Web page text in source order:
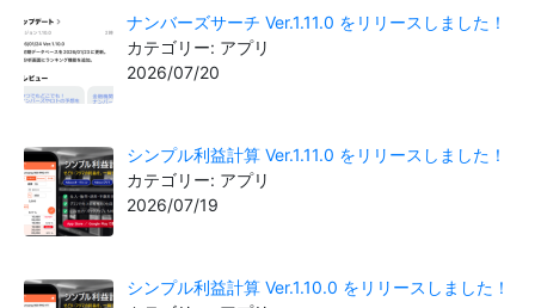
ナンバーズサーチ Ver.1.11.0 をリリースしました！
カテゴリー: アプリ
2026/07/20
シンプル利益計算 Ver.1.11.0 をリリースしました！
カテゴリー: アプリ
2026/07/19
シンプル利益計算 Ver.1.10.0 をリリースしました！